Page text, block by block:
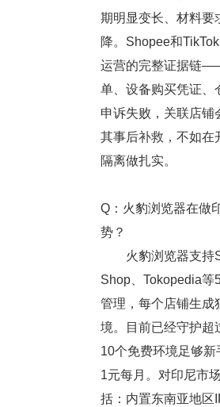
期明显变长、材料要
降。Shopee和
运营的完整证据链
单、设备购买凭证、
申诉失败，关联店铺
其事后补救，不如在
隔离做扎实。
Q：火豹浏览器在做
势？
火豹浏览器支持
Shop、Tokopedia等
管理，每个店铺生成
境。目前已经守护超
10个免费环境足够
1元每月。对印尼市
括：内置东南亚地区